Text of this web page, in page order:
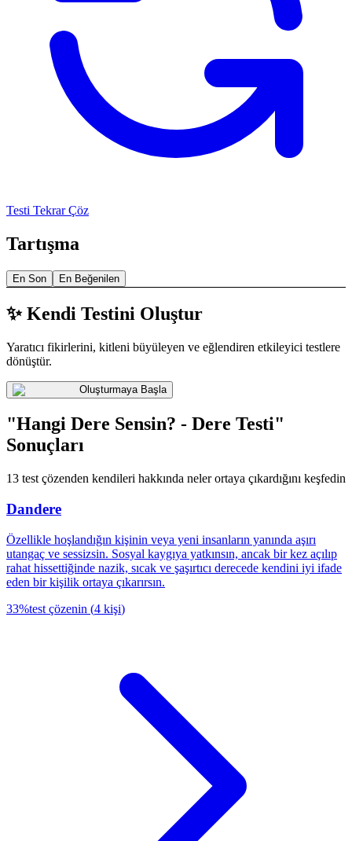
Testi Tekrar Çöz
Tartışma
En Son En Beğenilen
✨ Kendi Testini Oluştur
Yaratıcı fikirlerini, kitleni büyüleyen ve eğlendiren etkileyici testlere
dönüştür.
Oluşturmaya Başla
"Hangi Dere Sensin? - Dere Testi"
Sonuçları
13 test çözenden kendileri hakkında neler ortaya çıkardığını keşfedin
Dandere
Özellikle hoşlandığın kişinin veya yeni insanların yanında aşırı
utangaç ve sessizsin. Sosyal kaygıya yatkınsın, ancak bir kez açılıp
rahat hissettiğinde nazik, sıcak ve şaşırtıcı derecede kendini iyi ifade
eden bir kişilik ortaya çıkarırsın.
33%test çözenin (4 kişi)